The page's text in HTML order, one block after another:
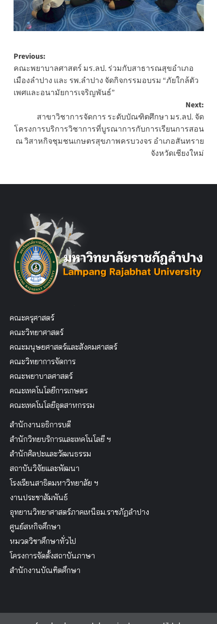
Post
navigation
Previous:
คณะพยาบาลศาสตร์ มร.ลป. ร่วมกับสาธารณสุขอำเภอ
เมืองลำปาง และ รพ.ลำปาง จัดกิจกรรมอบรม “ภัยใกล้ตัว
เพศและอนามัยการเจริญพันธ์”
Next:
สาขาวิชาการจัดการ ระดับบัณฑิตศึกษา มร.ลป. จัด
โครงการบริการวิชาการที่บูรณาการกับการเรียนการสอน
ณ วิสาหกิจชุมชนเกษตรสุขภาพครบวงจร อำเภอสันทราย
จังหวัดเชียงใหม่
คณะครุศาสตร์
คณะวิทยาศาสตร์
คณะมนุษยศาสตร์และสังคมศาสตร์
คณะวิทยาการจัดการ
คณะพยาบาลศาสตร์
คณะเทคโนโลยีการเกษตร
คณะเทคโนโลยีอุตสาหกรรม
สำนักงานอธิการบดี
สำนักวิทยบริการและเทคโนโลยี ฯ
สำนักศิลปะและวัฒนธรรม
สถาบันวิจัยและพัฒนา
โรงเรียนสาธิตมหาวิทยาลัย ฯ
งานประชาสัมพันธ์
อุทยานวิทยาศาสตร์ภาคเหนือม.ราชภัฏลำปาง
ศูนย์สหกิจศึกษา
หมวดวิชาศึกษาทั่วไป
โครงการจัดตั้งสถาบันภาษา
สำนักงานบัณฑิตศึกษา